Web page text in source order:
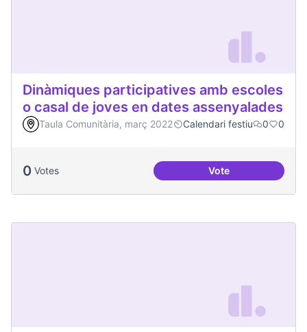
Dinàmiques participatives amb escoles
o casal de joves en dates assenyalades
Taula Comunitària, març 2022 Calendari festiu 0 0
0 Votes VoteDinàmiques